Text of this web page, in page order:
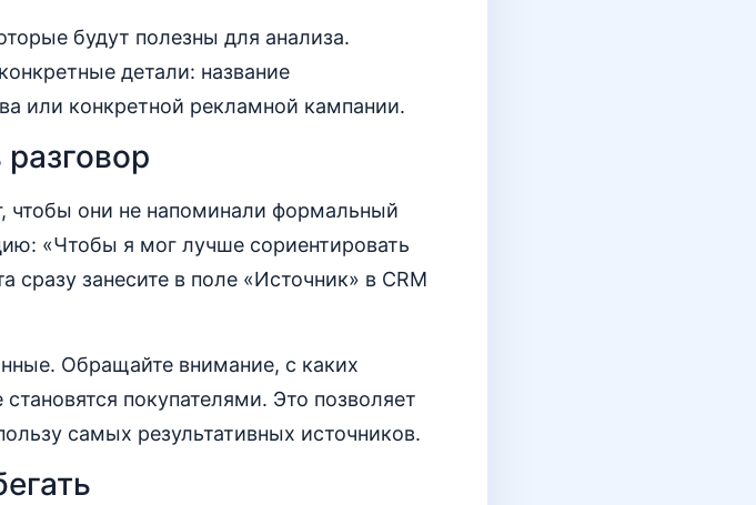
будут полезны для анализа.
детали: название
или конкретной рекламной кампании.
чтобы они не напоминали формальный
«Чтобы я мог лучше сориентировать
занесите в поле «Источник» в CRM
Обращайте внимание, с каких
покупателями. Это позволяет
самых результативных источников.